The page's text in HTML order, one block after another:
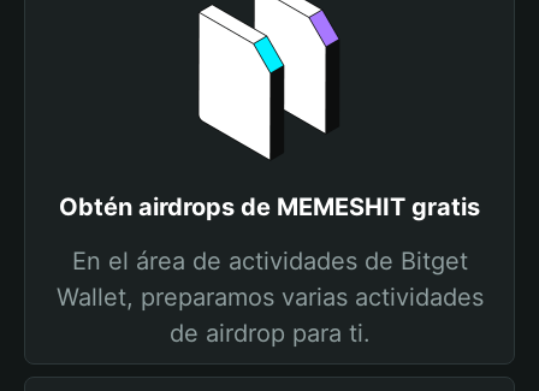
Obtén airdrops de MEMESHIT gratis
En el área de actividades de Bitget
Wallet, preparamos varias actividades
de airdrop para ti.